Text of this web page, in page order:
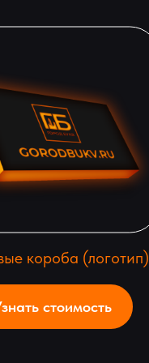
короба (логотип)
стоимость